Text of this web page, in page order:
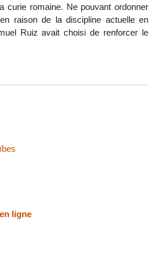
curie romaine. Ne pouvant ordonner
raison de la discipline actuelle en
Ruiz avait choisi de renforcer le
ligne